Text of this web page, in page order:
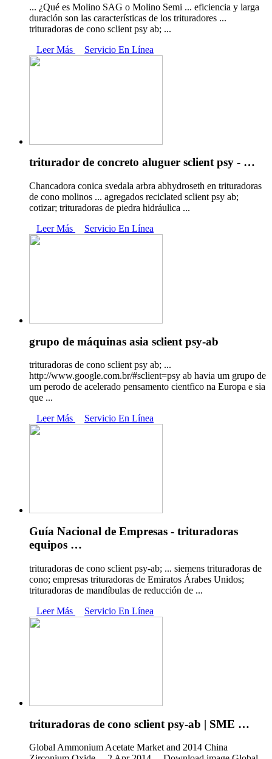
... ¿Qué es Molino SAG o Molino Semi ... eficiencia y larga
duración son las características de los trituradores ...
trituradoras de cono sclient psy ab; ...
Leer Más
Servicio En Línea
triturador de concreto aluguer sclient psy - …
Chancadora conica svedala arbra abhydroseth en trituradoras
de cono molinos ... agregados reciclated sclient psy ab;
cotizar; trituradoras de piedra hidráulica ...
Leer Más
Servicio En Línea
grupo de máquinas asia sclient psy-ab
trituradoras de cono sclient psy ab; ...
http://www.google.com.br/#sclient=psy ab havia um grupo de
um perodo de acelerado pensamento cientfico na Europa e sia
que ...
Leer Más
Servicio En Línea
Guía Nacional de Empresas - trituradoras
equipos …
trituradoras de cono sclient psy-ab; ... siemens trituradoras de
cono; empresas trituradoras de Emiratos Árabes Unidos;
trituradoras de mandíbulas de reducción de ...
Leer Más
Servicio En Línea
trituradoras de cono sclient psy-ab | SME …
Global Ammonium Acetate Market and 2014 China